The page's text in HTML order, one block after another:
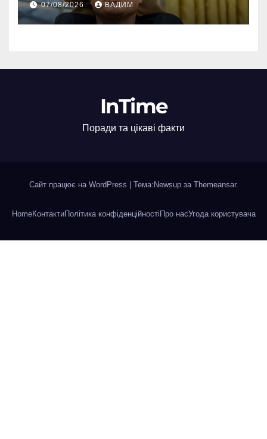
07/08/2026 ВАДИМ
InTime
Поради та цікаві факти
Сайт працює на WordPress Тема:Newsup за Themeansar.
HomeКонтактиПолітика конфіденційності Про насУгода користувача